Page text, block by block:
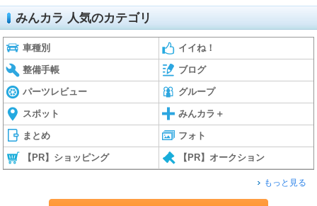
みんカラ 人気のカテゴリ
車種別 イイね！
整備手帳 ブログ
パーツレビュー グループ
スポット みんカラ＋
まとめ フォト
【PR】ショッピング 【PR】オークション
もっと見る